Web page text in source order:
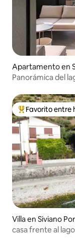
Apartamento en
Panorámica del
Favorito entre
Favorito entre
Villa en Siviano
casa frente al lago